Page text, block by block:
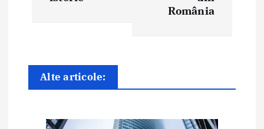
n
România
Alte articole: